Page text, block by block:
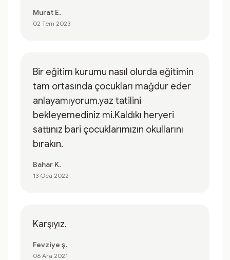
Murat E.
02 Tem 2023
Bir eğitim kurumu nasıl olurda eğitimin
tam ortasında çocukları mağdur eder
anlayamıyorum.yaz tatilini
bekleyemediniz mi.Kaldıkı heryeri
sattınız bari çocuklarımızın okullarını
bırakın.
Bahar K.
13 Oca 2022
Karşıyız.
Fevziye ş.
06 Ara 2021